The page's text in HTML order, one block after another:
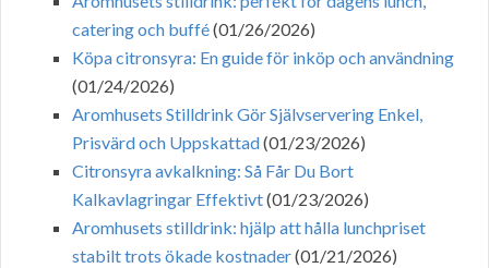
catering och buffé(01/26/2026)
Köpa citronsyra: En guide för inköp och användning
(01/24/2026)
Aromhusets Stilldrink Gör Självservering Enkel,
Prisvärd och Uppskattad(01/23/2026)
Citronsyra avkalkning: Så Får Du Bort
Kalkavlagringar Effektivt(01/23/2026)
Aromhusets stilldrink: hjälp att hålla lunchpriset
stabilt trots ökade kostnader(01/21/2026)